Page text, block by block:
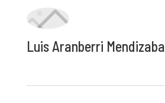
Luis Aranberri